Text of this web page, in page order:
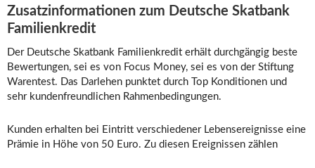
Zusatzinformationen zum Deutsche Skatbank
Familienkredit
Der Deutsche Skatbank Familienkredit erhält durchgängig beste
Bewertungen, sei es von Focus Money, sei es von der Stiftung
Warentest. Das Darlehen punktet durch Top Konditionen und
sehr kundenfreundlichen Rahmenbedingungen.
Kunden erhalten bei Eintritt verschiedener Lebensereignisse eine
Prämie in Höhe von 50 Euro. Zu diesen Ereignissen zählen